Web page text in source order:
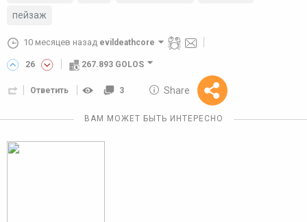
пейзаж
10 месяцев назад evildeathcore
26 267.893 GOLOS
Ответить 3 Share
Reward
10 GOLOS
ВАМ МОЖЕТ БЫТЬ ИНТЕРЕСНО